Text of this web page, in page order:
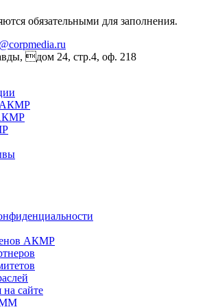
обязательными для заполнения.
дом 24, стр.4, оф. 218
АКМР
АКМР
сайте